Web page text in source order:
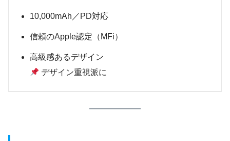
10,000mAh／PD対応
信頼のApple認定（MFi）
高級感あるデザイン
デザイン重視派に